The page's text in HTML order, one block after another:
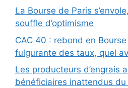
La Bourse de Paris
souffle d’optimisme
CAC 40 : rebond en
fulgurante des taux, quel
Les producteurs d’engrais
bénéficiaires inattendus